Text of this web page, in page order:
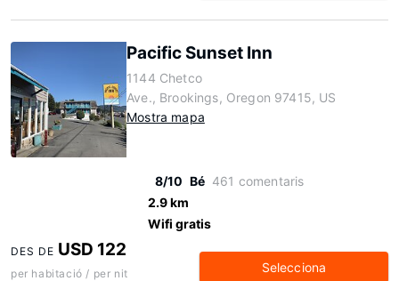
Pacific Sunset Inn
1144 Chetco
Ave., Brookings, Oregon 97415, US
Mostra mapa
8/10 Bé 461 comentaris
2.9 km
Wifi gratis
DES DE USD 122
per habitació / per nit Selecciona